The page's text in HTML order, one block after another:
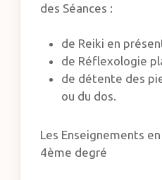
des Séances :
de Reiki en
de Réflexologie
de détente des
ou du dos.
Les Enseignements
4ème degré